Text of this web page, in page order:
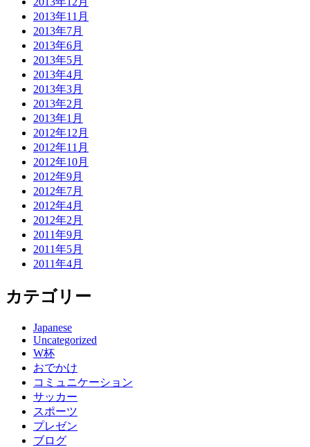
2013年11月
2013年7月
2013年6月
2013年5月
2013年4月
2013年3月
2013年2月
2013年1月
2012年12月
2012年11月
2012年10月
2012年9月
2012年7月
2012年4月
2012年2月
2011年9月
2011年5月
2011年4月
カテゴリー
Japanese
Uncategorized
W杯
おでかけ
コミュニケーション
サッカー
スポーツ
プレゼン
ブログ